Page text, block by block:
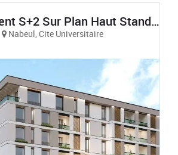
Appartement S+2 Sur Plan Haut Standing Et Vue Sur Mer À AFH Mrezga, Cité El Wafa, Nabeul
Nabeul, Cite Universitaire